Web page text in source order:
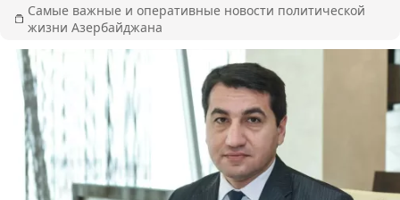
Самые важные и оперативные новости политической
жизни Азербайджана